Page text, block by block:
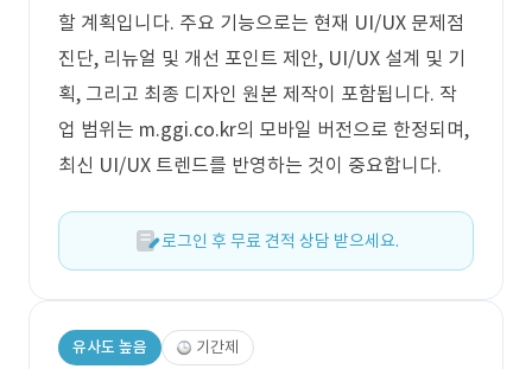
할 계획입니다. 주요 기능으로는 현재 UI/UX 문제점
진단, 리뉴얼 및 개선 포인트 제안, UI/UX 설계 및 기
획, 그리고 최종 디자인 원본 제작이 포함됩니다. 작
업 범위는 m.ggi.co.kr의 모바일 버전으로 한정되며,
최신 UI/UX 트렌드를 반영하는 것이 중요합니다.
로그인 후 무료 견적 상담 받으세요.
유사도 높음 기간제